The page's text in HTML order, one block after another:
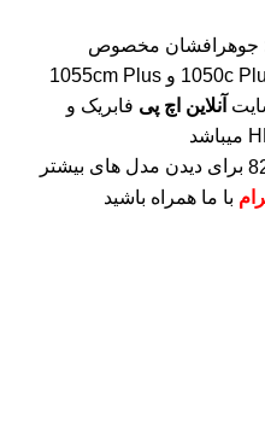
جوهرافشان مخصوص
آنلاین اچ پی فابریک و
برای دیدن مدل های بیشتر
با ما همراه باشید